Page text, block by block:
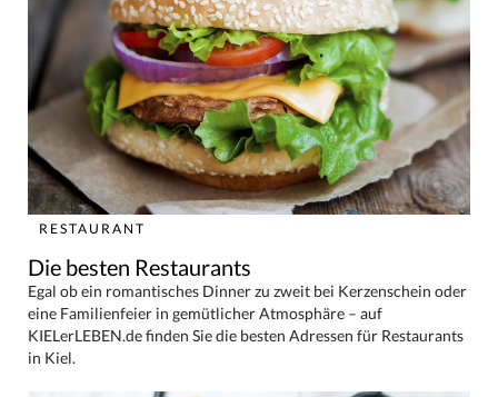
RESTAURANT
Die besten Restaurants
Egal ob ein romantisches Dinner zu zweit bei Kerzenschein oder
eine Familienfeier in gemütlicher Atmosphäre – auf
KIELerLEBEN.de finden Sie die besten Adressen für Restaurants
in Kiel.